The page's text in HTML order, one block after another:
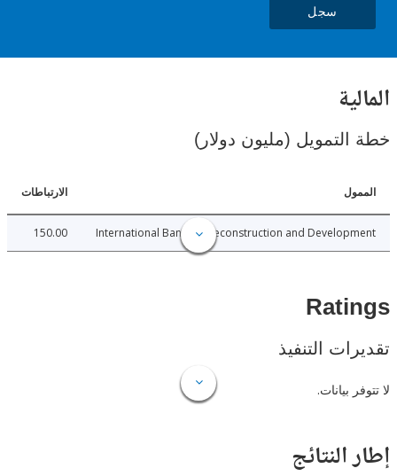
(مليون دولار)
الارتباطات
International Bank for Reconstruction and
150.00
التنفيذ
بيانات.